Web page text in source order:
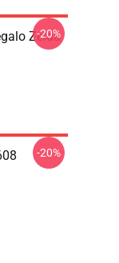
Zelda
-20%
-20%